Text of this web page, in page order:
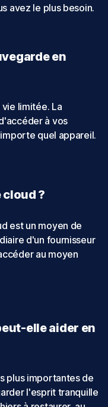
avez le plus besoin.
en
limitée. La
à vos
quel appareil.
?
est un moyen de
d'un fournisseur
au moyen
elle aider en
plus importantes de
l'esprit tranquille